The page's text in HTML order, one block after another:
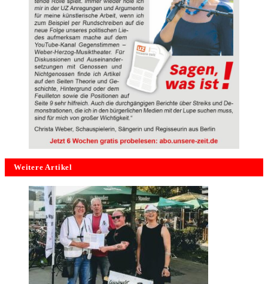
Weitere Artikel